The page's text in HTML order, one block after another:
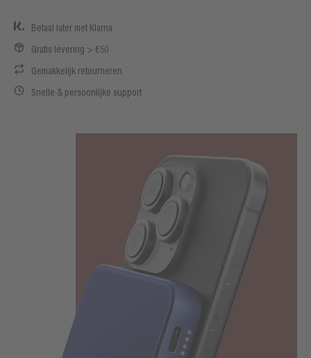
Betaal later met Klarna
Gratis levering > €50
Gemakkelijk retourneren
Snelle & persoonlijke support